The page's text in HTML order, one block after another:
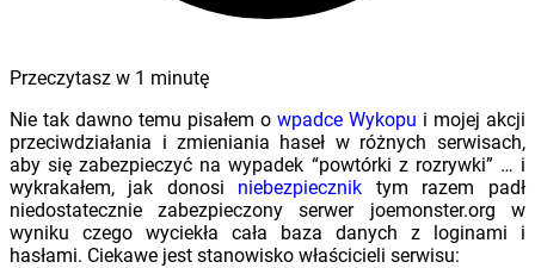
Przeczytasz w 1 minutę
Nie tak dawno temu pisałem o wpadce Wykopu i mojej akcji
przeciwdziałania i zmieniania haseł w różnych serwisach,
aby się zabezpieczyć na wypadek “powtórki z rozrywki” … i
wykrakałem, jak donosi niebezpiecznik tym razem padł
niedostatecznie zabezpieczony serwer joemonster.org w
wyniku czego wyciekła cała baza danych z loginami i
hasłami. Ciekawe jest stanowisko właścicieli serwisu: